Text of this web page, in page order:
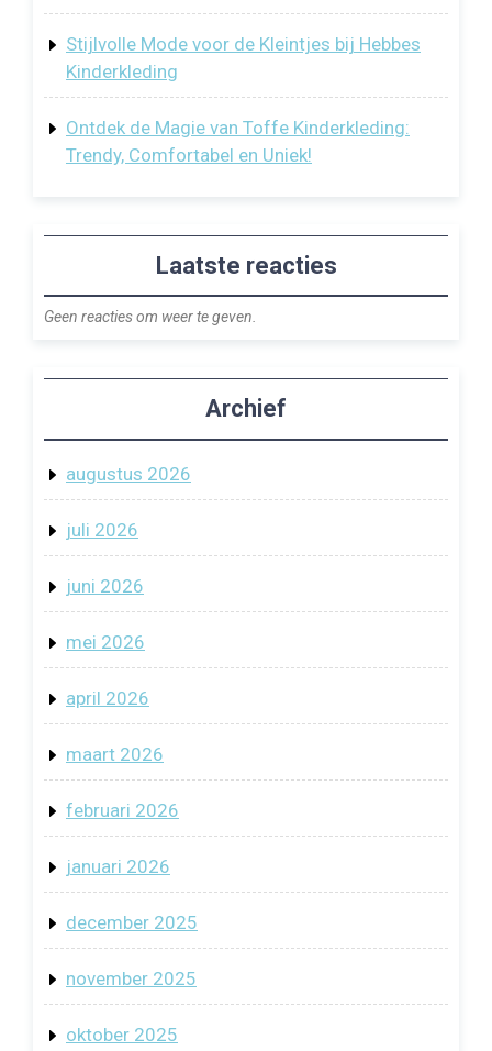
Stijlvolle Mode voor de Kleintjes bij Hebbes
Kinderkleding
Ontdek de Magie van Toffe Kinderkleding:
Trendy, Comfortabel en Uniek!
Laatste reacties
Geen reacties om weer te geven.
Archief
augustus 2026
juli 2026
juni 2026
mei 2026
april 2026
maart 2026
februari 2026
januari 2026
december 2025
november 2025
oktober 2025